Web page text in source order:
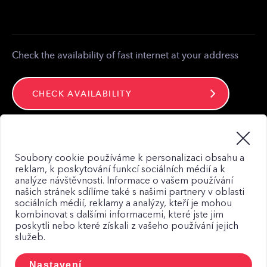
Check the availability of fast internet at your address
CHECK AVAILABILITY
Web map
Privacy Policy
Principles of using Cookies
Soubory cookie používáme k personalizaci obsahu a
reklam, k poskytování funkcí sociálních médií a k
analýze návštěvnosti. Informace o vašem používání
našich stránek sdílíme také s našimi partnery v oblasti
sociálních médií, reklamy a analýzy, kteří je mohou
kombinovat s dalšími informacemi, které jste jim
poskytli nebo které získali z vašeho používání jejich
služeb.
Nastavení